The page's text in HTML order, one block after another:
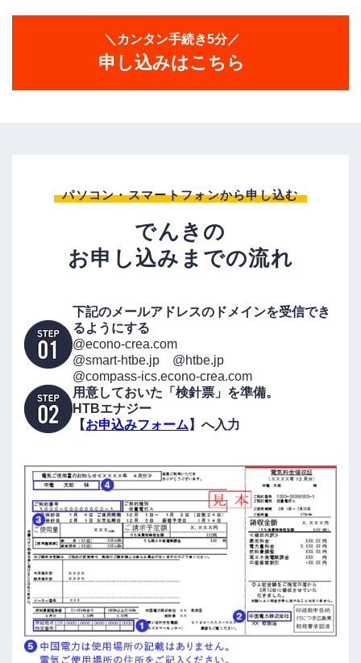
＼カンタン手続き5分／
申し込みはこちら
パソコン・スマートフォンから申し込む
でんきの
お申し込みまでの流れ
下記のメールアドレスのドメインを受信でき
るようにする
@econo-crea.com
@smart-htbe.jp @htbe.jp
@compass-ics.econo-crea.com
用意しておいた「検針票」を準備。
HTBエナジー
【お申込みフォーム 】へ入力